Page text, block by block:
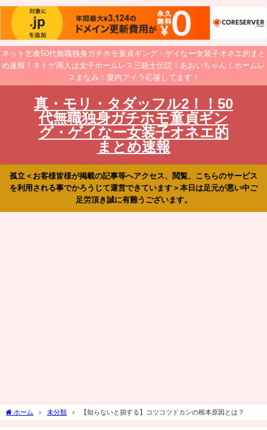
ネット乞食50代無職独身ガチホモ童貞ギング・ゲイなー女装子オネエ的まと
め速報！ネトゲ廃人は女子ホームレス三銃士伝説！あおいちゃん！ホームレ
スまなみ！愛内アイラ応援してます！
真・モリ・タダッフル2！！50
代無職独身ガチホモ童貞ギン
グ・ゲイなー女装子オネエ的
まとめ速報
孤立＜お客様皆様が掲載の記事等へアクセス、閲覧、こちらのサービス
を利用される事でかろうじて運営できています＞本日は足元が悪い中ご
足労頂き誠に有難うございます。
ホーム 未分類 【知らないと損する】コツコツドカンの根本原因とは？